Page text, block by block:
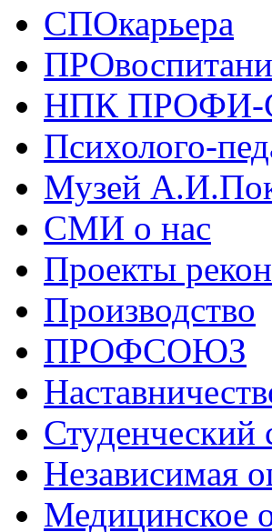
СПОкарьера
НПК
Психолого-
Музей
СМИ о нас
Проекты
Производство
ПРОФСОЮЗ
Студенческий
Независимая
Медицинское